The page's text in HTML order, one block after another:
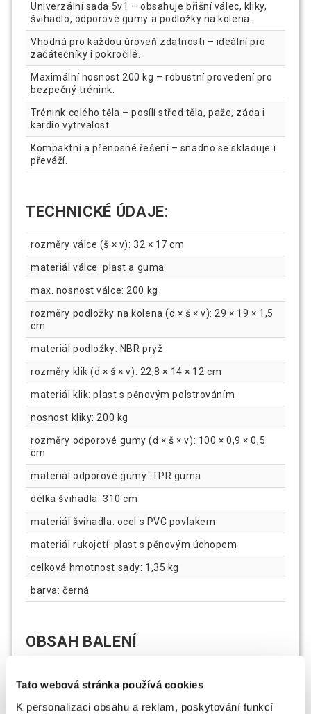
Tato webová stránka používá cookies
K personalizaci obsahu a reklam, poskytování funkcí
Univerzální sada 5v1 – obsahuje břišní válec, kliky,
švihadlo, odporové gumy a podložky na kolena.
Vhodná pro každou úroveň zdatnosti – ideální pro
začátečníky i pokročilé.
Maximální nosnost 200 kg – robustní provedení pro
bezpečný trénink.
Trénink celého těla – posílí střed těla, paže, záda i
kardio vytrvalost.
Kompaktní a přenosné řešení – snadno se skladuje i
převáží.
TECHNICKÉ ÚDAJE:
rozměry válce (š × v): 32 × 17 cm
materiál válce: plast a guma
max. nosnost válce: 200 kg
rozměry podložky na kolena (d × š × v): 29 × 19 × 1,5
cm
materiál podložky: NBR pryž
rozměry klik (d × š × v): 22,8 × 14 × 12 cm
materiál klik: plast s pěnovým polstrováním
nosnost kliky: 200 kg
rozměry odporové gumy (d × š × v): 100 × 0,9 × 0,5
cm
materiál odporové gumy: TPR guma
délka švihadla: 310 cm
materiál švihadla: ocel s PVC povlakem
materiál rukojetí: plast s pěnovým úchopem
celková hmotnost sady: 1,35 kg
barva: černá
OBSAH BALENÍ